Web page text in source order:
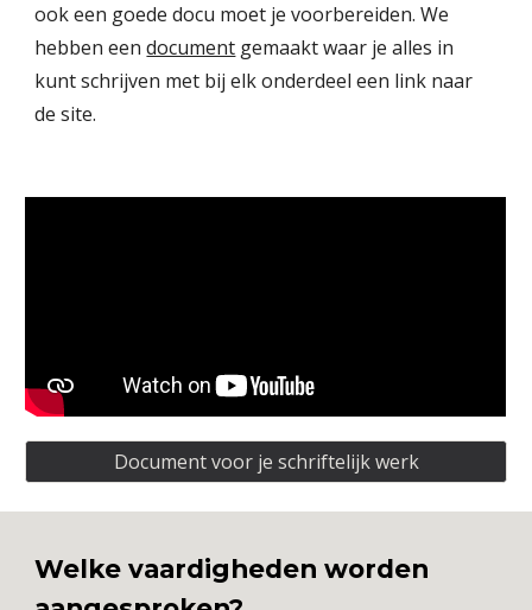
ook een goede docu moet je voorbereiden. We
hebben eendocument gemaakt waar je alles in
kunt schrijven met bij elk onderdeel een link naar
de site.
Document voor je schriftelijk werk
Welke vaardigheden worden